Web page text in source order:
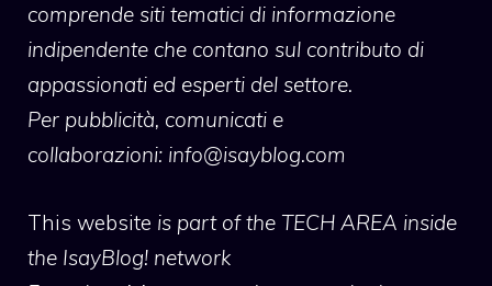
comprende siti tematici di informazione
indipendente che contano sul contributo di
appassionati ed esperti del settore.
Per pubblicità, comunicati e
collaborazioni: info@isayblog.com
This website is part of the TECH AREA inside
the IsayBlog! network